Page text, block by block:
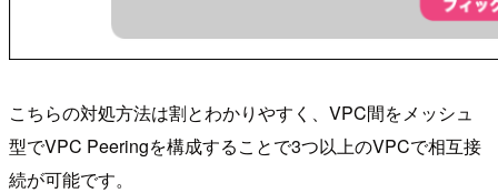
こちらの対処方法は割とわかりやすく、VPC間をメッシュ
型でVPC Peeringを構成することで3つ以上のVPCで相互接
続が可能です。